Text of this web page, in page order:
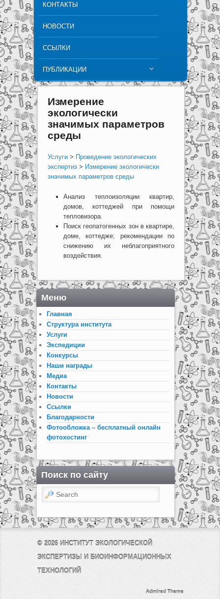
КОНТАКТЫ
НОВОСТИ
ССЫЛКИ
ПУБЛИКАЦИИ
Измерение
экологически
значимых параметров
среды
Услуги> Проведение экологических
экспертиз> Измерение экологически
значимых параметров среды
Анализ теплоизоляции квартир,
домов, коттеджей при помощи
тепловизора.
Поиск геопатогенных зон в квартире,
доме, коттедже; рекомендации по
снижению их неблагоприятного
воздействия.
Меню
Главная
Структура института
Услуги
Экспедиции
Конкурсы
Наши награды
Медиа
Контакты
Новости
Ссылки
Благодарности
Фотообложка – бесплатный онлайн
фотохостинг
Поиск по сайту
Search
© 2026 ИНСТИТУТ ЭКОЛОГИЧЕСКОЙ
ЭКСПЕРТИЗЫ И БИОИНФОРМАЦИОННЫХ
ТЕХНОЛОГИЙ
Admired Theme